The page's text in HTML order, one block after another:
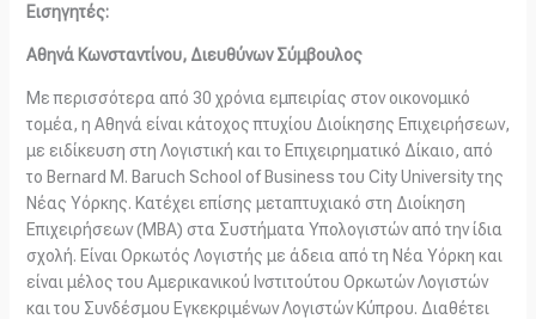
Εισηγητές:
Αθηνά Κωνσταντίνου, Διευθύνων Σύμβουλος
Με περισσότερα από 30 χρόνια εμπειρίας στον οικονομικό
τομέα, η Αθηνά είναι κάτοχος πτυχίου Διοίκησης Επιχειρήσεων,
με ειδίκευση στη Λογιστική και το Επιχειρηματικό Δίκαιο, από
το Bernard M. Baruch School of Business του City University της
Νέας Υόρκης. Κατέχει επίσης μεταπτυχιακό στη Διοίκηση
Επιχειρήσεων (MBA) στα Συστήματα Υπολογιστών από την ίδια
σχολή. Είναι Ορκωτός Λογιστής με άδεια από τη Νέα Υόρκη και
είναι μέλος του Αμερικανικού Ινστιτούτου Ορκωτών Λογιστών
και του Συνδέσμου Εγκεκριμένων Λογιστών Κύπρου. Διαθέτει